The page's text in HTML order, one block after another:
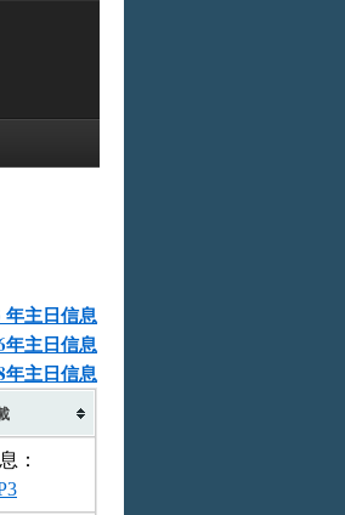
年主日信息
年主日信息
年主日信息
：